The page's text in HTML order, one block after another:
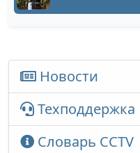
Новости
Техподдержка
Словарь CCTV